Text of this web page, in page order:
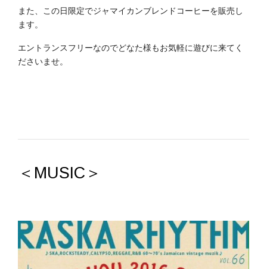
また、この日限定でジャマイカンブレンドコーヒーを販売し
ます。
エントランスフリーなのでどなた様もお気軽に遊びに来てく
ださいませ。
＜MUSIC＞